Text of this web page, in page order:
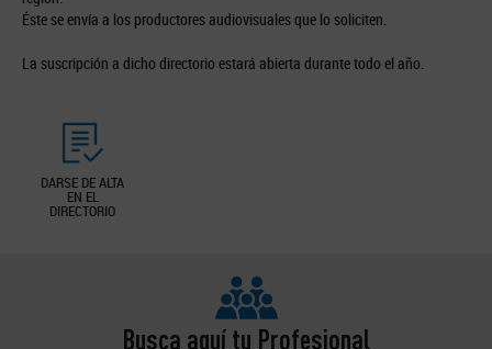
Éste se envía a los productores audiovisuales que lo soliciten.
La suscripción a dicho directorio estará abierta durante todo el año.
DARSE DE ALTA
EN EL
DIRECTORIO
Busca aquí tu Profesional